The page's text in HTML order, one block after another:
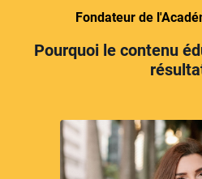
Fondateur de
Pourquoi le contenu